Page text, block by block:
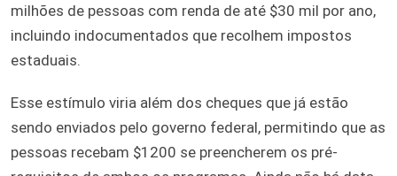
milhões de pessoas com renda de até $30 mil por ano,
incluindo indocumentados que recolhem impostos
estaduais.
Esse estímulo viria além dos cheques que já estão
sendo enviados pelo governo federal, permitindo que as
pessoas recebam $1200 se preencherem os pré-